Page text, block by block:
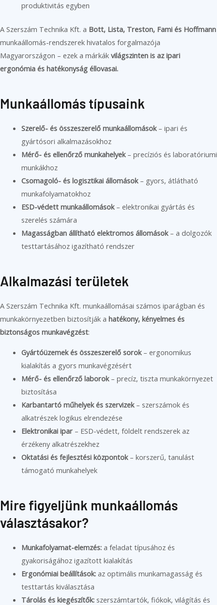
produktivitás egyben
A Szerszám Technika Kft. a Bott, Lista, Treston, Fami és Hoffmann
munkaállomás-rendszerek hivatalos forgalmazója
Magyarországon – ezek a márkák világszinten is az ipari
ergonómia és hatékonyság éllovasai.
Munkaállomás típusaink
Szerelő- és összeszerelő munkaállomások– ipari és
gyártósori alkalmazásokhoz
Mérő- és ellenőrző munkahelyek– precíziós és laboratóriumi
munkákhoz
Csomagoló- és logisztikai állomások– gyors, átlátható
munkafolyamatokhoz
ESD-védett munkaállomások– elektronikai gyártás és
szerelés számára
Magasságban állítható elektromos állomások– a dolgozók
testtartásához igazítható rendszer
Alkalmazási területek
A Szerszám Technika Kft. munkaállomásai számos iparágban és
munkakörnyezetben biztosítják a hatékony, kényelmes és
biztonságos munkavégzést:
Gyártóüzemek és összeszerelő sorok– ergonomikus
kialakítás a gyors munkavégzésért
Mérő- és ellenőrző laborok– precíz, tiszta munkakörnyezet
biztosítása
Karbantartó műhelyek és szervizek– szerszámok és
alkatrészek logikus elrendezése
Elektronikai ipar– ESD-védett, földelt rendszerek az
érzékeny alkatrészekhez
Oktatási és fejlesztési központok– korszerű, tanulást
támogató munkahelyek
Mire figyeljünk munkaállomás
választásakor?
Munkafolyamat-elemzés:a feladat típusához és
gyakoriságához igazított kialakítás
Ergonómiai beállítások:az optimális munkamagasság és
testtartás kiválasztása
Tárolás és kiegészítők:szerszámtartók, fiókok, világítás és